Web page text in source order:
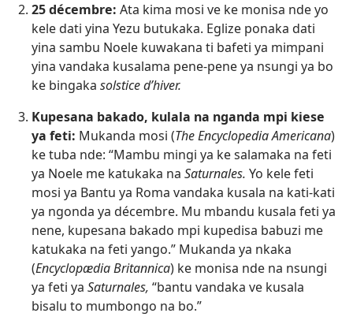
25 décembre: Ata kima mosi ve ke monisa nde yo
kele dati yina Yezu butukaka. Eglize ponaka dati
yina sambu Noele kuwakana ti bafeti ya mimpani
yina vandaka kusalama pene-pene ya nsungi ya bo
ke bingaka solstice d’hiver.
Kupesana bakado, kulala na nganda mpi kiese
ya feti: Mukanda mosi (The Encyclopedia Americana)
ke tuba nde: “Mambu mingi ya ke salamaka na feti
ya Noele me katukaka na Saturnales. Yo kele feti
mosi ya Bantu ya Roma vandaka kusala na kati-kati
ya ngonda ya décembre. Mu mbandu kusala feti ya
nene, kupesana bakado mpi kupedisa babuzi me
katukaka na feti yango.” Mukanda ya nkaka
(Encyclopædia Britannica) ke monisa nde na nsungi
ya feti ya Saturnales, “bantu vandaka ve kusala
bisalu to mumbongo na bo.”